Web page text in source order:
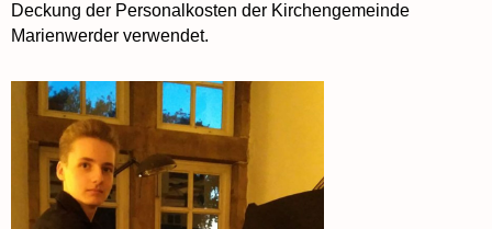
Deckung der Personalkosten der Kirchengemeinde
Marienwerder verwendet.